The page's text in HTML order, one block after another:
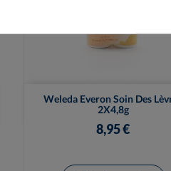
Weleda Everon Soin Des
2X4,8g
8,95 €
Vue rapide